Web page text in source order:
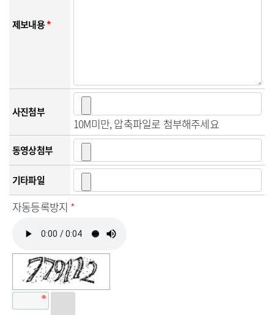
제보내용*
사진첨부
10M미만, 압축파일로 첨부해주세요
동영상첨부
기타파일
자동등록방지 *